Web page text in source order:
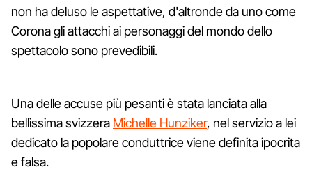
non ha deluso le aspettative, d'altronde da uno come
Corona gli attacchi ai personaggi del mondo dello
spettacolo sono prevedibili.
Una delle accuse più pesanti è stata lanciata alla
bellissima svizzera Michelle Hunziker, nel servizio a lei
dedicato la popolare conduttrice viene definita ipocrita
e falsa.